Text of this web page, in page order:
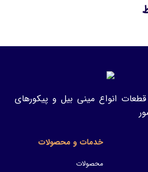
انواع مینی بیل و پیکورهای
خدمات و محصولات
محصولات